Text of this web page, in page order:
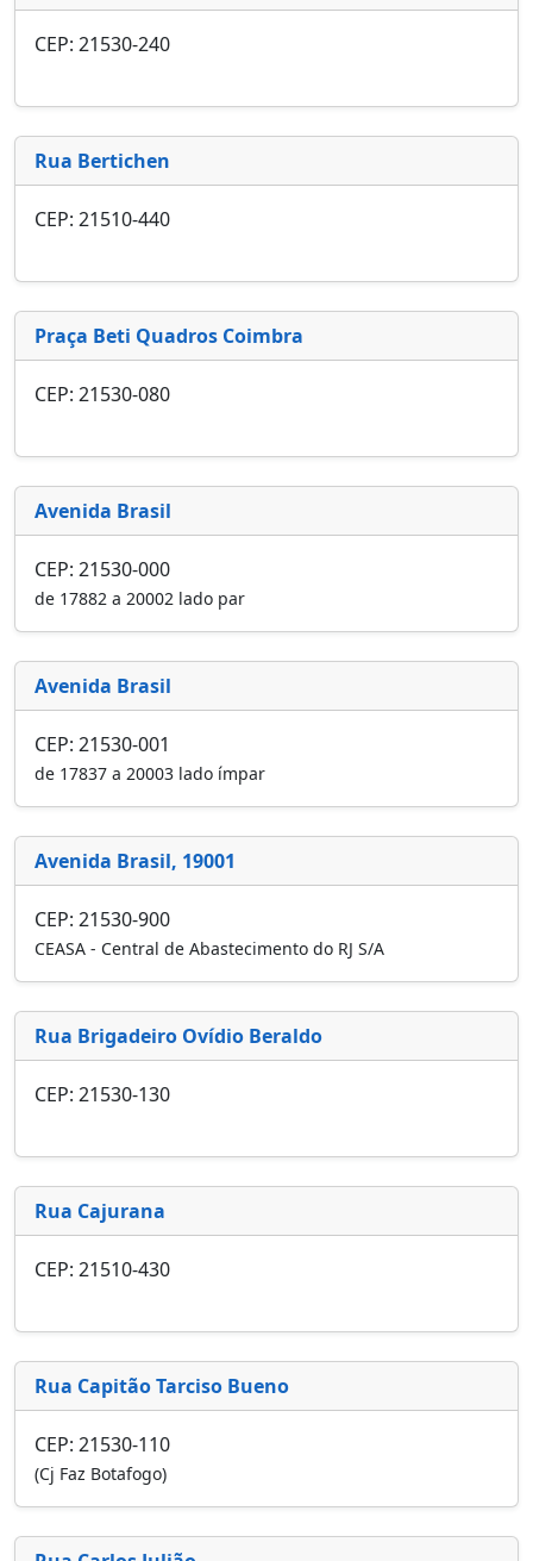
CEP: 21530-240
Rua Bertichen
CEP: 21510-440
Praça Beti Quadros Coimbra
CEP: 21530-080
Avenida Brasil
CEP: 21530-000
de 17882 a 20002 lado par
Avenida Brasil
CEP: 21530-001
de 17837 a 20003 lado ímpar
Avenida Brasil, 19001
CEP: 21530-900
CEASA - Central de Abastecimento do RJ S/A
Rua Brigadeiro Ovídio Beraldo
CEP: 21530-130
Rua Cajurana
CEP: 21510-430
Rua Capitão Tarciso Bueno
CEP: 21530-110
(Cj Faz Botafogo)